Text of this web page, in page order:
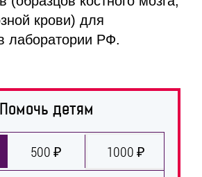
крови) для
лаборатории РФ.
Помочь детям
500 ₽
1000 ₽